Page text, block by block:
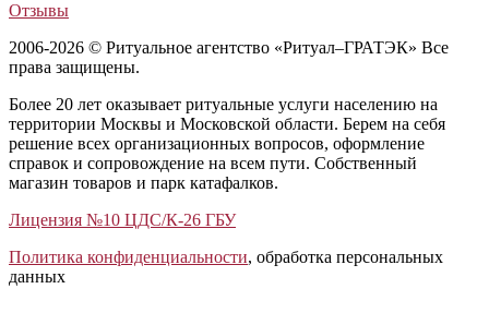
Отзывы
2006-2026 © Ритуальное агентство «Ритуал–ГРАТЭК» Все
права защищены.
Более 20 лет оказывает ритуальные услуги населению на
территории Москвы и Московской области. Берем на себя
решение всех организационных вопросов, оформление
справок и сопровождение на всем пути. Собственный
магазин товаров и парк катафалков.
Лицензия №10 ЦДС/К-26 ГБУ
Политика конфиденциальности, обработка персональных
данных